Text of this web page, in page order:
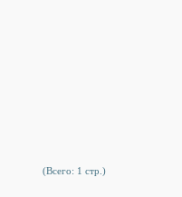
(Всего: 1 стр.)